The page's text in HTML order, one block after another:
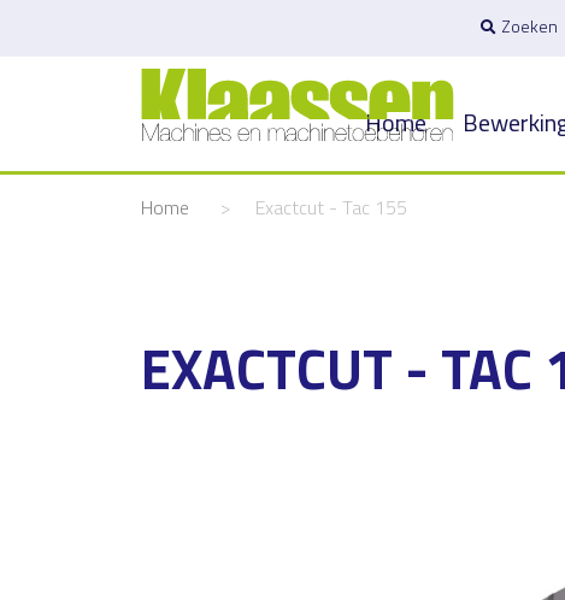
Zoeken
Home
Home > Exactcut - Tac 155
EXACTCUT - TAC